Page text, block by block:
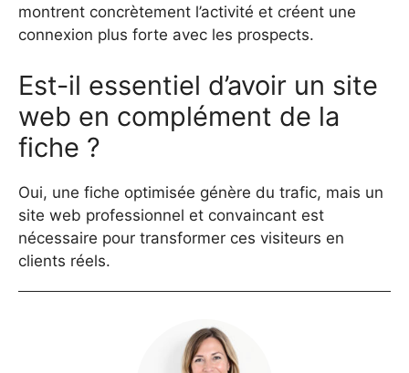
montrent concrètement l’activité et créent une
connexion plus forte avec les prospects.
Est-il essentiel d’avoir un site
web en complément de la
fiche ?
Oui, une fiche optimisée génère du trafic, mais un
site web professionnel et convaincant est
nécessaire pour transformer ces visiteurs en
clients réels.